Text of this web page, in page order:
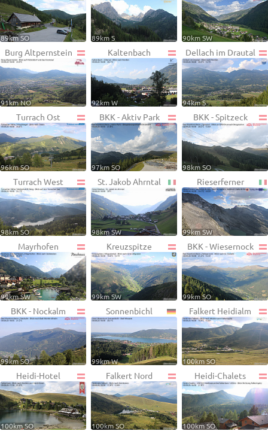
89km SO 89km S 90km SW
Burg Altpernstein
91km NO
Kaltenbach
92km W
Dellach im Drautal
94km S
Turrach Ost
96km SO
BKK - Aktiv Park
97km SO
BKK - Spitzeck
98km SO
Turrach West
98km SO
St. Jakob Ahrntal
98km SW
Rieserferner
99km SW
Mayrhofen
99km SW
Kreuzspitze
99km SW
BKK - Wiesernock
99km SO
BKK - Nockalm
99km SO
Sonnenbichl
99km W
Falkert Heidialm
100km SO
Heidi-Hotel
100km SO
Falkert Nord
100km SO
Heidi-Chalets
100km SO